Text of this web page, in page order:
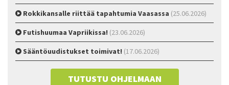
Rokkikansalle riittää tapahtumia Vaasassa (25.06.2026)
Futishuumaa Vapriikissa! (23.06.2026)
Sääntöuudistukset toimivat! (17.06.2026)
TUTUSTU OHJELMAAN